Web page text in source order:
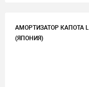
АМОРТИЗАТОР КАПОТА
(ЯПОНИЯ)